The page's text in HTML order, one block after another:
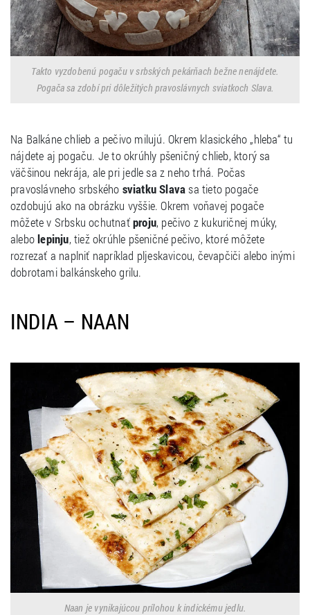
Takto vyzdobenú pogaču v srbských pekárňach bežne nenájdete.
Pogača sa zdobí pri dôležitých pravoslávnych sviatkoch Slava.
Na Balkáne chlieb a pečivo milujú. Okrem klasického „hleba“ tu
nájdete aj pogaču. Je to okrúhly pšeničný chlieb, ktorý sa
väčšinou nekrája, ale pri jedle sa z neho trhá. Počas
pravoslávneho srbského sviatku Slavasa tieto pogače
ozdobujú ako na obrázku vyššie. Okrem voňavej pogače
môžete v Srbsku ochutnaťproju, pečivo z kukuričnej múky,
alebolepinju, tiež okrúhle pšeničné pečivo, ktoré môžete
rozrezať a naplniť napríklad pljeskavicou, čevapčiči alebo inými
dobrotami balkánskeho grilu.
INDIA – NAAN
Naan je vynikajúcou prílohou k indickému jedlu.